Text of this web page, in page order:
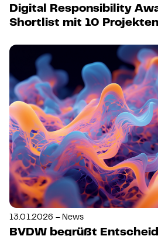
Digital Responsibility
Shortlist mit 10
13.01.2026 – News
BVDW begrüßt